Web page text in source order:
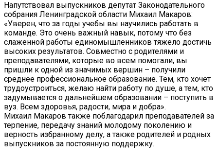
Напутствовал выпускников депутат Законодательного
собрания Ленинградской области Михаил Макаров:
«Уверен, что за годы учебы вы научились работать в
команде. Это очень важный навык, потому что без
слаженной работы единомышленников тяжело достичь
высоких результатов. Совместно с родителями и
преподавателями, которые во всем помогали, вы
пришли к одной из значимых вершин – получили
среднее профессиональное образование. Тем, кто хочет
трудоустроиться, желаю найти работу по душе, а тем, кто
задумывается о дальнейшем образовании – поступить в
вуз. Всем здоровья, радости, мира и добра».
Михаил Макаров также поблагодарил преподавателей за
терпение, передачу знаний молодому поколению и
верность избранному делу, а также родителей и родных
выпускников за постоянную поддержку.